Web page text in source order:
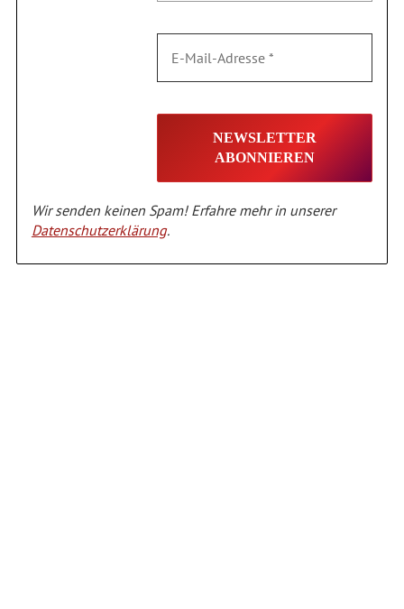
Wir senden keinen Spam! Erfahre mehr in unserer
Datenschutzerklärung.
Alternative: